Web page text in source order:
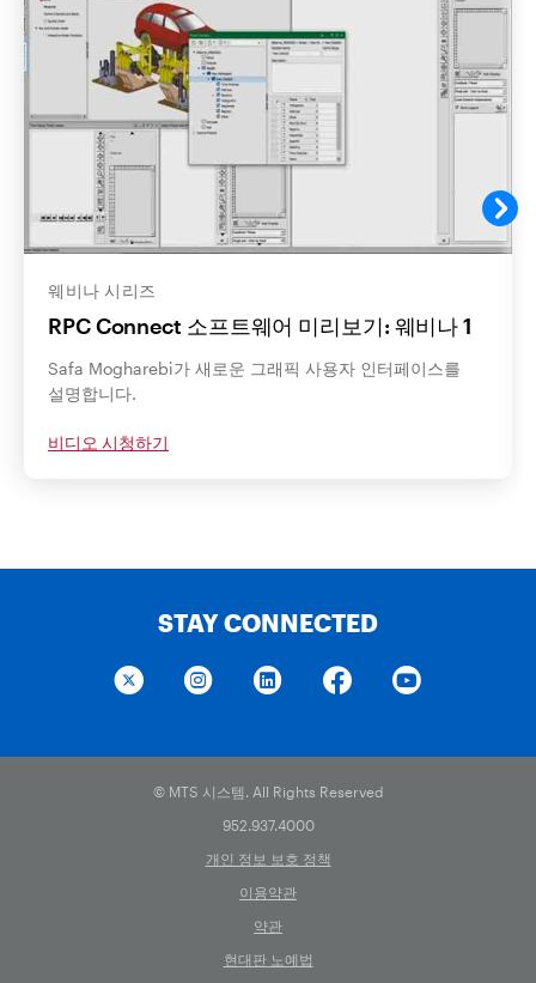
웨비나 시리즈
RPC Connect 소프트웨어 미리보기: 웨비나 1
Safa Mogharebi가 새로운 그래픽 사용자 인터페이스를
설명합니다.
비디오 시청하기
STAY CONNECTED
© MTS 시스템. All Rights Reserved
952.937.4000
개인 정보 보호 정책
이용약관
약관
현대판 노예법